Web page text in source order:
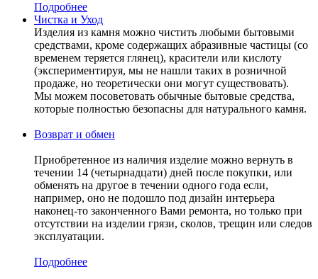
Подробнее
Чистка и Уход
Изделия из камня можно чистить любыми бытовыми
средствами, кроме содержащих абразивные частицы (со
временем теряется глянец), красители или кислоту
(экспериментируя, мы не нашли таких в розничной
продаже, но теоретически они могут существовать).
Мы можем посоветовать обычные бытовые средства,
которые полностью безопасны для натурального камня.
Возврат и обмен
Приобретенное из наличия изделие можно вернуть в
течении 14 (четырнадцати) дней после покупки, или
обменять на другое в течении одного года если,
например, оно не подошло под дизайн интерьера
наконец-то законченного Вами ремонта, но только при
отсутствии на изделии грязи, сколов, трещин или следов
эксплуатации.
Подробнее